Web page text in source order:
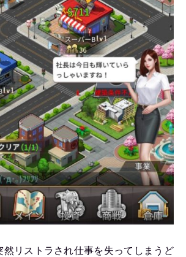
然リストラされ仕事を失ってしまうど